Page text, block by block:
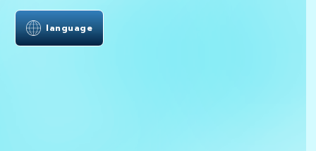
language